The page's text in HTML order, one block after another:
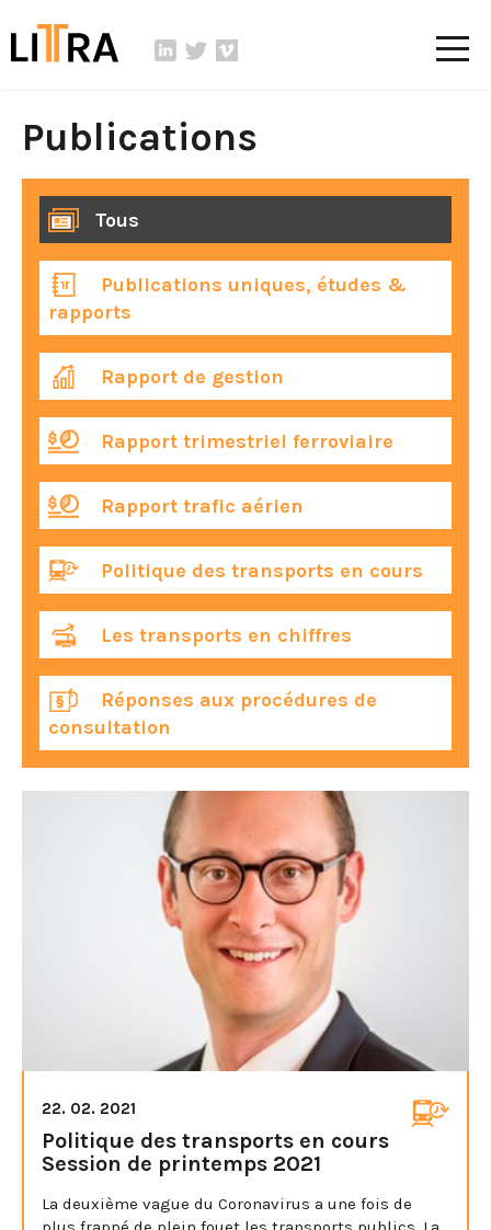
Publications
Tous
Publications uniques, études &
rapports
Rapport de gestion
Rapport trimestriel ferroviaire
Rapport trafic aérien
Politique des transports en cours
Les transports en chiffres
Réponses aux procédures de
consultation
22. 02. 2021
Politique des transports en cours
Session de printemps 2021
La deuxième vague du Coronavirus a une fois de